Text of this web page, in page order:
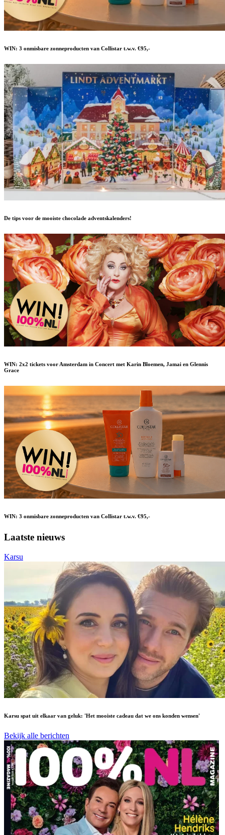
WIN: 3 onmisbare zonneproducten van Collistar t.w.v. €95,-
De tips voor de mooiste chocolade adventskalenders!
WIN: 2x2 tickets voor Amsterdam in Concert met Karin Bloemen, Jamai en Glennis
Grace
WIN: 3 onmisbare zonneproducten van Collistar t.w.v. €95,-
Laatste nieuws
Karsu
Karsu spat uit elkaar van geluk: 'Het mooiste cadeau dat we ons konden wensen'
Bekijk alle berichten